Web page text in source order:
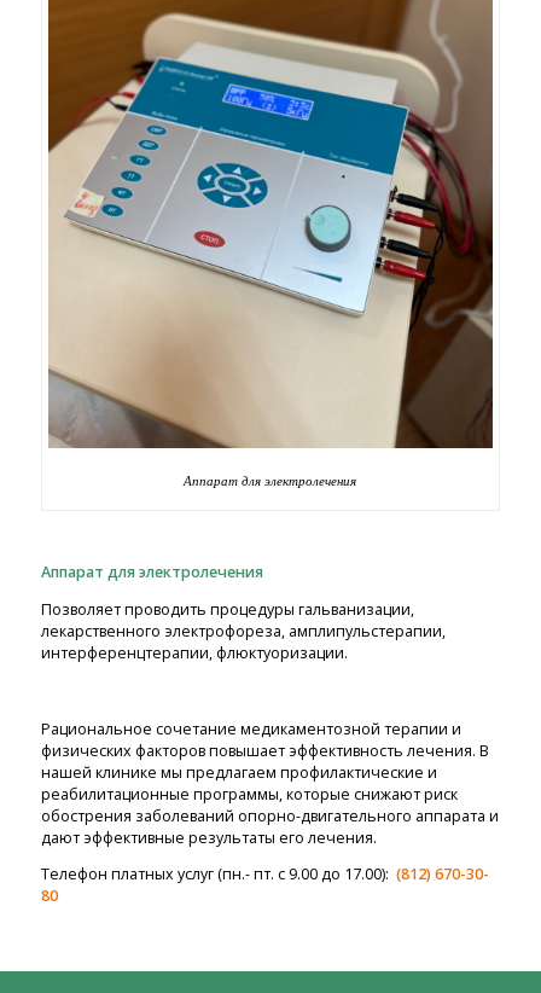
Аппарат для электролечения
Аппарат для электролечения
Позволяет проводить процедуры гальванизации,
лекарственного электрофореза, амплипульстерапии,
интерференцтерапии, флюктуоризации.
Рациональное сочетание медикаментозной терапии и
физических факторов повышает эффективность лечения. В
нашей клинике мы предлагаем профилактические и
реабилитационные программы, которые снижают риск
обострения заболеваний опорно-двигательного аппарата и
дают эффективные результаты его лечения.
Телефон платных услуг (пн.- пт. с 9.00 до 17.00): (812) 670-30-
80